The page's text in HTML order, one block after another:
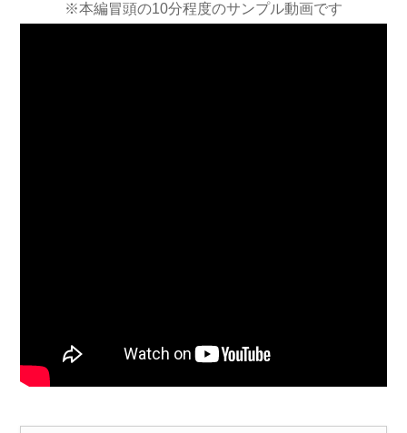
※本編冒頭の10分程度のサンプル動画です